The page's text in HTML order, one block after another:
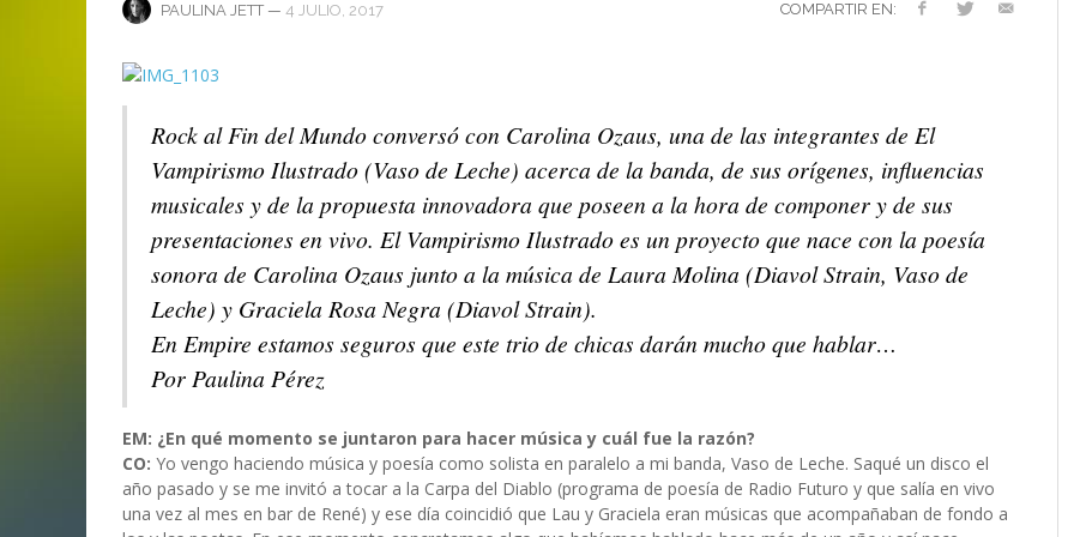
IMPRESIONES
PREFERENCIAS
NAGOLD 2025
2022 (EDICIÓN EN
EN PROFUNDIDAD
MARC GUTIÉRREZ
JUAN ESPINOZA
COMPARTIR EN:
PAULINA JETT — 4 JULIO, 2017
Rock al Fin del Mundo conversó con Carolina Ozaus, una de las integrantes de El
Vampirismo Ilustrado (Vaso de Leche) acerca de la banda, de sus orígenes, influencias
musicales y de la propuesta innovadora que poseen a la hora de componer y de sus
presentaciones en vivo. El Vampirismo Ilustrado es un proyecto que nace con la poesía
sonora de Carolina Ozaus junto a la música de Laura Molina (Diavol Strain, Vaso de
Leche) y Graciela Rosa Negra (Diavol Strain).
En Empire estamos seguros que este trio de chicas darán mucho que hablar…
Por Paulina Pérez
EM: ¿En qué momento se juntaron para hacer música y cuál fue la razón?
CO: Yo vengo haciendo música y poesía como solista en paralelo a mi banda, Vaso de Leche. Saqué un disco el
año pasado y se me invitó a tocar a la Carpa del Diablo (programa de poesía de Radio Futuro y que salía en vivo
una vez al mes en bar de René) y ese día coincidió que Lau y Graciela eran músicas que acompañaban de fondo a